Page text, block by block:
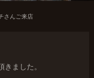
さんご来店
きました。